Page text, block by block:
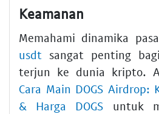
Keamanan
Memahami dinamika
usdt sangat penting
terjun ke dunia kripto.
Cara Main DOGS Airdrop:
& Harga DOGS untuk